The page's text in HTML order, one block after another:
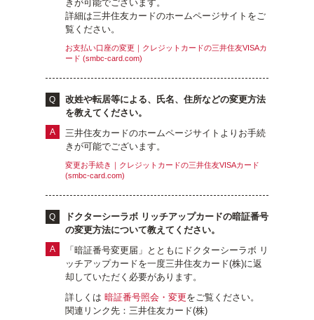
きが可能でございます。
詳細は三井住友カードのホームページサイトをご
覧ください。
お支払い口座の変更｜クレジットカードの三井住友VISAカ
ード (smbc-card.com)
改姓や転居等による、氏名、住所などの変更方法
を教えてください。
三井住友カードのホームページサイトよりお手続
きが可能でございます。
変更お手続き｜クレジットカードの三井住友VISAカード
(smbc-card.com)
ドクターシーラボ リッチアップカードの暗証番号
の変更方法について教えてください。
「暗証番号変更届」とともにドクターシーラボ リ
ッチアップカードを一度三井住友カード(株)に返
却していただく必要があります。
詳しくは 暗証番号照会・変更をご覧ください。
関連リンク先：三井住友カード(株)